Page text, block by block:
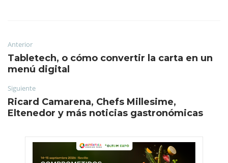
Anterior
Tabletech, o cómo convertir la carta en un
menú digital
Siguiente
Ricard Camarena, Chefs Millesime,
Eltenedor y más noticias gastronómicas